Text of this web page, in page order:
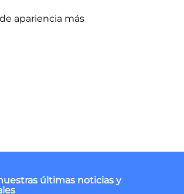
apariencia más
últimas noticias y